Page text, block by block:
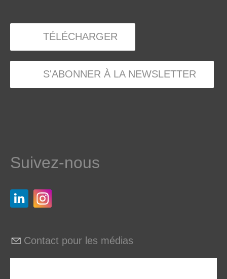
TÉLÉCHARGER
S'ABONNER À LA NEWSLETTER
Suivez-nous
Contact pour les médias